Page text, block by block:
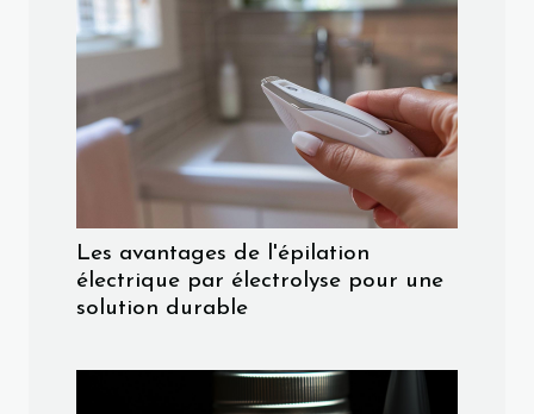
Les avantages de l'épilation
électrique par électrolyse pour une
solution durable